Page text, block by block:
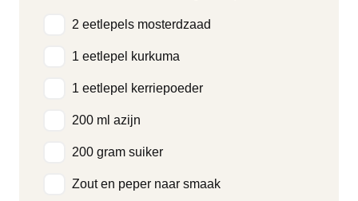
2 eetlepels mosterdzaad
1 eetlepel kurkuma
1 eetlepel kerriepoeder
200 ml azijn
200 gram suiker
Zout en peper naar smaak